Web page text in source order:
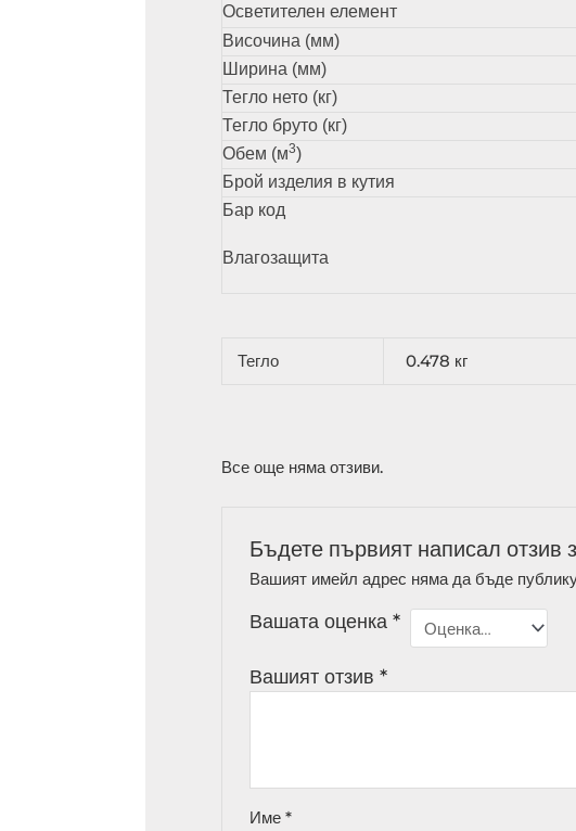
Осветителен елемент
Височина (мм)
Ширина (мм)
Тегло нето (кг)
Тегло бруто (кг)
Обем (м3)
Брой изделия в кутия
Бар код
Влагозащита
Тегло 0.478 кг
Все още няма отзиви.
Бъдете първият написал
Вашият имейл адрес няма да бъде
Вашата оценка*
Вашият отзив*
Име*